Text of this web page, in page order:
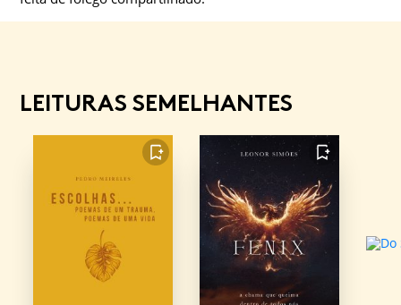
LEITURAS SEMELHANTES
FAVORITO FAVORITO